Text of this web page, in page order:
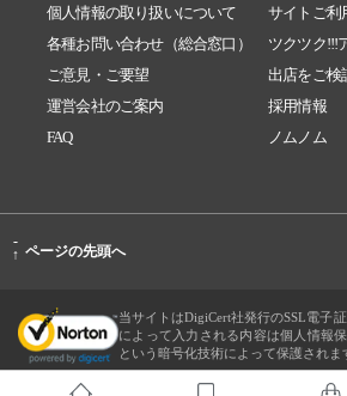
個人情報の取り扱いについて
サイトご利
各種お問い合わせ（総合窓口）
ツクツク!!!
ご意見・ご要望
出店をご検
運営会社のご案内
採用情報
FAQ
ノムノム
-
↑ ページの先頭へ
当サイトはDigiCert社発行のSSL電子
によって入力される内容は個人情報
という暗号化技術によって保護されま